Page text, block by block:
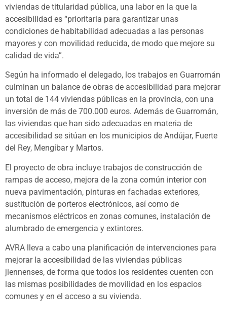
viviendas de titularidad pública, una labor en la que la
accesibilidad es “prioritaria para garantizar unas
condiciones de habitabilidad adecuadas a las personas
mayores y con movilidad reducida, de modo que mejore su
calidad de vida”.
Según ha informado el delegado, los trabajos en Guarromán
culminan un balance de obras de accesibilidad para mejorar
un total de 144 viviendas públicas en la provincia, con una
inversión de más de 700.000 euros. Además de Guarromán,
las viviendas que han sido adecuadas en materia de
accesibilidad se sitúan en los municipios de Andújar, Fuerte
del Rey, Mengíbar y Martos.
El proyecto de obra incluye trabajos de construcción de
rampas de acceso, mejora de la zona común interior con
nueva pavimentación, pinturas en fachadas exteriores,
sustitución de porteros electrónicos, así como de
mecanismos eléctricos en zonas comunes, instalación de
alumbrado de emergencia y extintores.
AVRA lleva a cabo una planificación de intervenciones para
mejorar la accesibilidad de las viviendas públicas
jiennenses, de forma que todos los residentes cuenten con
las mismas posibilidades de movilidad en los espacios
comunes y en el acceso a su vivienda.